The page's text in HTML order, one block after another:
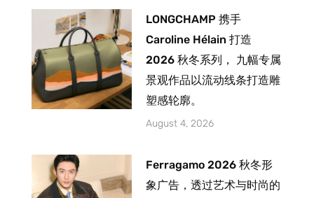
LONGCHAMP 携手
Caroline Hélain 打造
2026 秋冬系列， 九幅专属
景观作品以流动线条打造雕
塑感轮廓。
August 4, 2026
Ferragamo 2026 秋冬形
象广告，透过艺术与时尚的